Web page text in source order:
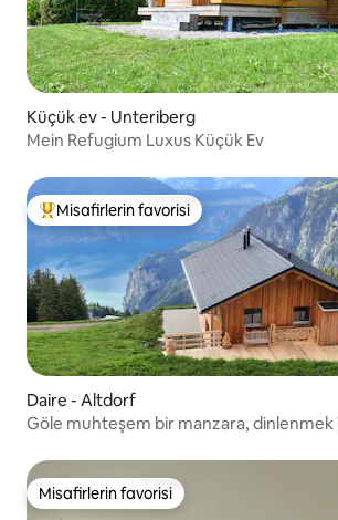
Küçük ev - Unteriberg
Mein Refugium Luxus Küçük Ev
Misafirlerin favorilerinden en beğenilenler
Misafirlerin favorisi
Daire - Altdorf
Göle muhteşem bir manzara, dinlenmek
Misafirlerin favorisi
Misafirlerin favorisi